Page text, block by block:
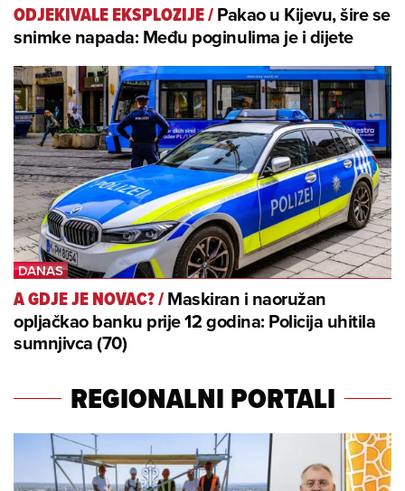
ODJEKIVALE EKSPLOZIJE/Pakao u Kijevu, šire se
snimke napada: Među poginulima je i dijete
A GDJE JE NOVAC?/Maskiran i naoružan
opljačkao banku prije 12 godina: Policija uhitila
sumnjivca (70)
REGIONALNI PORTALI